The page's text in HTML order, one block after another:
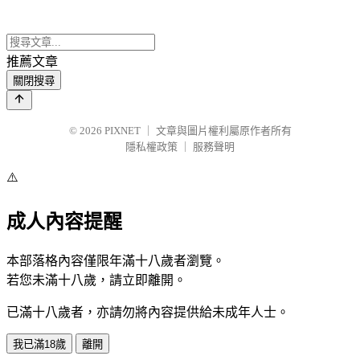
推薦文章
關閉搜尋
© 2026 PIXNET
文章與圖片權利屬原作者所有
隱私權政策
服務聲明
⚠️
成人內容提醒
本部落格內容僅限年滿十八歲者瀏覽。
若您未滿十八歲，請立即離開。
已滿十八歲者，亦請勿將內容提供給未成年人士。
我已滿18歲 離開